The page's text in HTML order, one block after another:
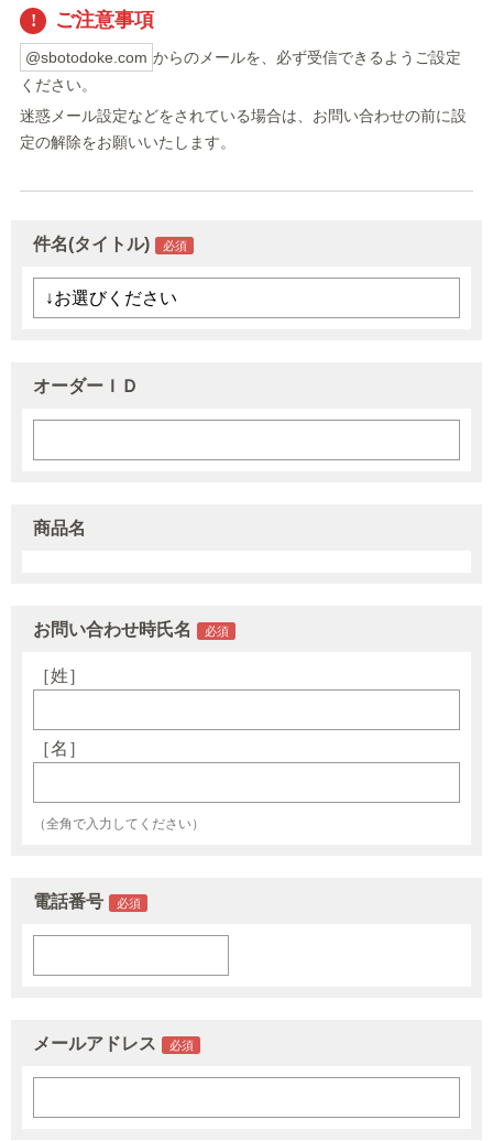
ご注意事項
@sbotodoke.com からのメールを、必ず受信できるようご設定
ください。
迷惑メール設定などをされている場合は、お問い合わせの前に設
定の解除をお願いいたします。
件名(タイトル)
オーダーＩＤ
商品名
お問い合わせ時氏名
［姓］
［名］
（全角で入力してください）
電話番号
メールアドレス